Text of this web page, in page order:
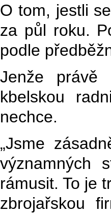
O tom, jestli
za půl roku.
podle
Jenže právě
kbelskou
nechce.
„Jsme
významných
rámusit. To je
zbrojařskou